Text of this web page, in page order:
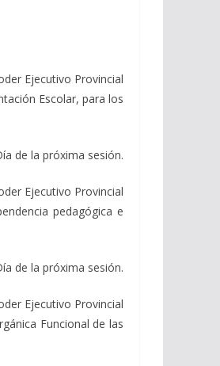
Ejecutivo Provincial
Escolar, para los
de la próxima sesión.
Ejecutivo Provincial
pedagógica e
de la próxima sesión.
Ejecutivo Provincial
Funcional de las